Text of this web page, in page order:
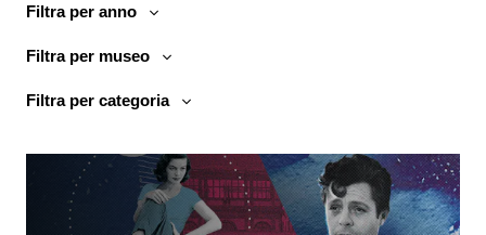
Filtra per anno
Filtra per museo
Filtra per categoria